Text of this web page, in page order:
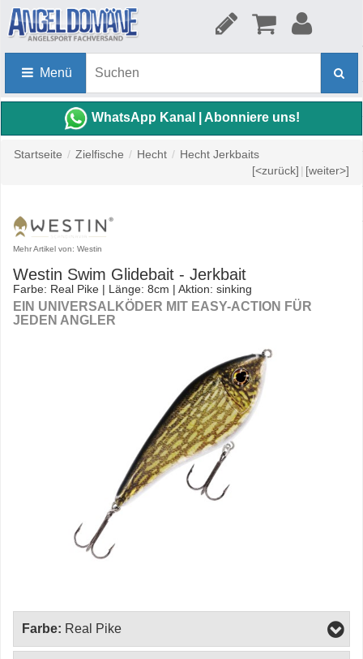
Menü
WhatsApp Kanal | Abonniere uns!
Startseite / Zielfische / Hecht / Hecht Jerkbaits
[<zurück] | [weiter>]
Mehr Artikel von: Westin
Westin Swim Glidebait - Jerkbait
Farbe: Real Pike | Länge: 8cm | Aktion: sinking
EIN UNIVERSALKÖDER MIT EASY-ACTION FÜR
JEDEN ANGLER
Farbe: Real Pike